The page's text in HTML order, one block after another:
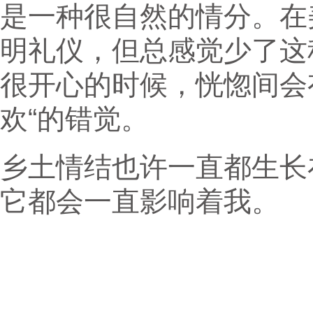
是一种很自然的情分。
明礼仪，但总感觉少了
很开心的时候，恍惚间
欢“的错觉。
乡土情结也许一直都生
它都会一直影响着我。